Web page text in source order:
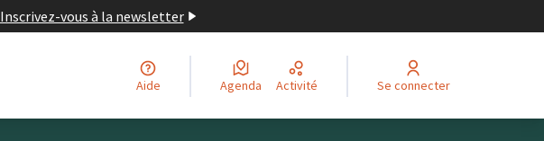
Inscrivez-vous à la newsletter
Aide Agenda Activité Se connecter